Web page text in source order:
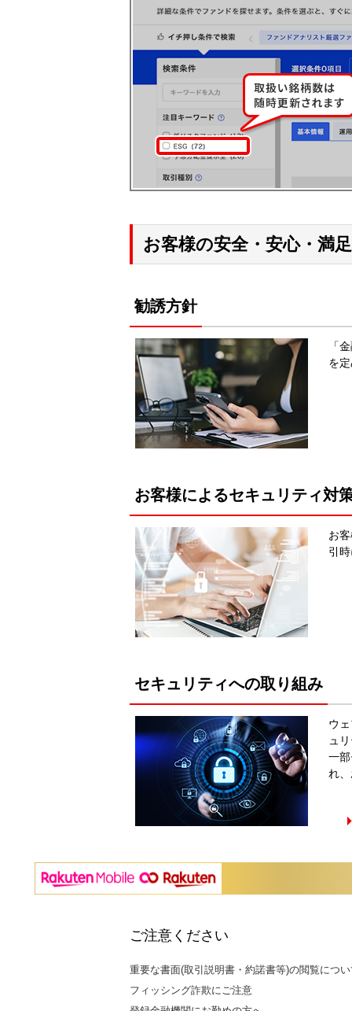
お客様の安全・安心・満足
勧誘方針
「
を
お客様によるセキュリティ対
お
引
セキュリティへの取り組み
ウ
ュ
一
れ
ご注意ください
重要な書面(取引説明書・約諾書等)の閲覧につ
フィッシング詐欺にご注意